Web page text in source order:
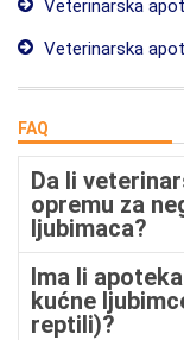
Veterinarska
Veterinarska
FAQ
Da li
opremu za
ljubimaca?
Ima li
kućne
reptili)?